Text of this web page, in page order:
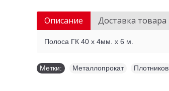
Описание Доставка товара
Полоса ГК 40 х 4мм. х 6 м.
Метки: Металлопрокат Плотников